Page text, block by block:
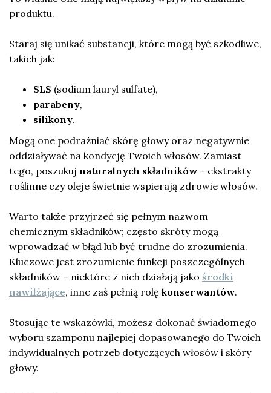
produktu.
Staraj się unikać substancji, które mogą być szkodliwe,
takich jak:
SLS (sodium lauryl sulfate),
parabeny,
silikony.
Mogą one podrażniać skórę głowy oraz negatywnie
oddziaływać na kondycję Twoich włosów. Zamiast
tego, poszukuj naturalnych składników – ekstrakty
roślinne czy oleje świetnie wspierają zdrowie włosów.
Warto także przyjrzeć się pełnym nazwom
chemicznym składników; często skróty mogą
wprowadzać w błąd lub być trudne do zrozumienia.
Kluczowe jest zrozumienie funkcji poszczególnych
składników – niektóre z nich działają jako środki
nawilżające, inne zaś pełnią rolę konserwantów.
Stosując te wskazówki, możesz dokonać świadomego
wyboru szamponu najlepiej dopasowanego do Twoich
indywidualnych potrzeb dotyczących włosów i skóry
głowy.